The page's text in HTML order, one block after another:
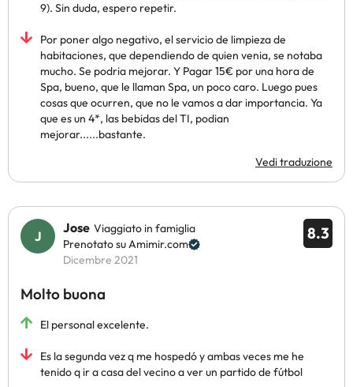
9). Sin duda, espero repetir.
Por poner algo negativo, el servicio de limpieza de
habitaciones, que dependiendo de quien venia, se notaba
mucho. Se podria mejorar. Y Pagar 15€ por una hora de
Spa, bueno, que le llaman Spa, un poco caro. Luego pues
cosas que ocurren, que no le vamos a dar importancia. Ya
que es un 4*, las bebidas del TI, podian
mejorar......bastante.
Vedi traduzione
8.3
Jose Viaggiato in famiglia
Prenotato su Amimir.com
Dicembre 2021
Molto buona
El personal excelente.
Es la segunda vez q me hospedó y ambas veces me he
tenido q ir a casa del vecino a ver un partido de fútbol